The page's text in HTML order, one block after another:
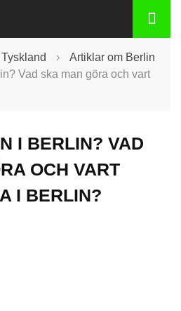
›
Artiklar om Berlin
Vad ska man göra och vart
I BERLIN? VAD
OCH VART
I BERLIN?